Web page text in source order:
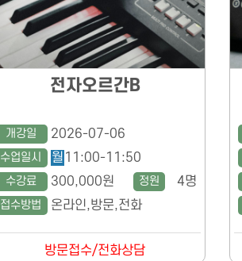
방문접수/전화상담
전자오르간B
개강일 2026-07-06
수업일시 월 11:00-11:50
수강료 300,000원 정원 4명
접수방법 온라인,방문,전화